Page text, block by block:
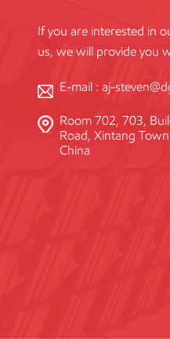
If you are interested in
us, we will provide you
E-mail : aj-
Room 702, 703,
Road, Xintang
China